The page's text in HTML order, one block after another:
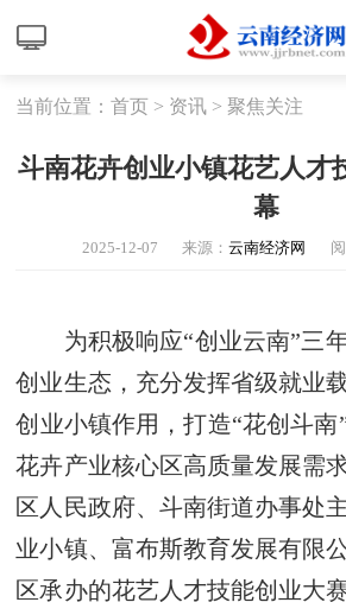
当前位置：首页 > 资讯 > 聚焦关注
斗南花卉创业小镇花艺人才
幕
2025-12-07 来源：云南经济网
为积极响应“创业云南”三
创业生态，充分发挥省级就
创业小镇作用，打造“花创斗南
花卉产业核心区高质量发展需
区人民政府、斗南街道办事处
业小镇、富布斯教育发展有限
区承办的花艺人才技能创业大